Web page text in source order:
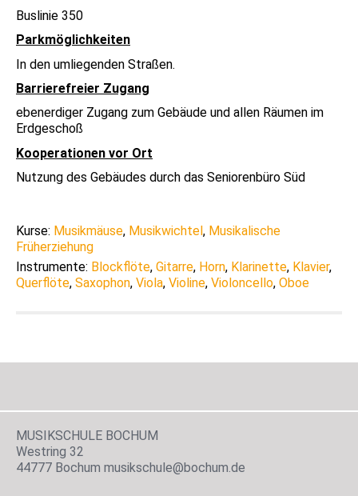
Buslinie 350
Parkmöglichkeiten
In den umliegenden Straßen.
Barrierefreier Zugang
ebenerdiger Zugang zum Gebäude und allen Räumen im
Erdgeschoß
Kooperationen vor Ort
Nutzung des Gebäudes durch das Seniorenbüro Süd
Kurse: Musikmäuse, Musikwichtel, Musikalische
Früherziehung
Instrumente: Blockflöte, Gitarre, Horn, Klarinette, Klavier,
Querflöte, Saxophon, Viola, Violine, Violoncello, Oboe
MUSIKSCHULE BOCHUM
Westring 32
44777 Bochum musikschule@bochum.de